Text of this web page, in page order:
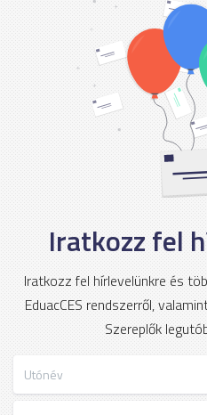
Iratkozz fel
Iratkozz fel hírlevelünkre és
EduacCES rendszerről,
Szereplők